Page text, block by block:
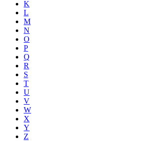
K
L
M
N
O
P
Q
R
S
T
U
V
W
X
Y
Z